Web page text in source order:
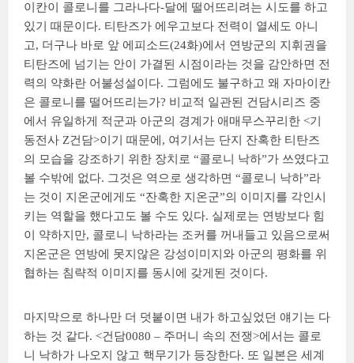
이칸이 콜로니를 그라나다-달에 떨어뜨리려는 시도를 하고
있기 때문이다. 티탄즈가 에우고보다 전력이 열세도 아니
고, 더구나 바로 앞 에피소드(24화)에서 연방군의 지휘권을
티탄즈에 넘기는 안이 가결된 시점이라는 것을 감안하면 전
력의 약화란 어불성설이다. 그럼에도 불구하고 왜 자마이칸
은 콜로니를 떨어뜨리는가? 비교적 일관된 건담시리즈 중
에서 유일하게 적군과 아군의 경계가 애매무스꾸리한 <기
동전사 Z건담>이기 때문에, 여기서는 단지 잔혹한 티탄즈
의 모습을 강조하기 위한 장치로 “콜로니 낙하”가 쓰였다고
볼 수밖에 없다. 그것은 역으로 생각하면 “콜로니 낙하”라
는 것이 지온군에게도 “잔혹한 지온군”의 이미지를 각인시
키는 역할을 했다고도 볼 수도 있다. 실제로는 연방보다 힘
이 약하지만, 콜로니 낙하라는 조커를 꺼내들고 있음으로써
지온군은 연방에 못지않은 강성이미지와 아군의 평화를 위
협하는 침략적 이미지를 동시에 갖게된 것이다.
마지막으로 하나만 더 덧붙이면 내가 하고싶었던 얘기는 다
하는 것 같다. <건담0080 – 주머니 속의 전쟁>에서는 콜로
니 낙하가 나오지 않고 핵무기가 등장한다. 또 일본은 세계